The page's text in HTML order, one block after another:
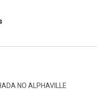
NO ALPHAVILLE